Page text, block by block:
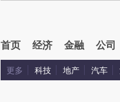
首页 经济 金融 公司
更多 科技 地产 汽车